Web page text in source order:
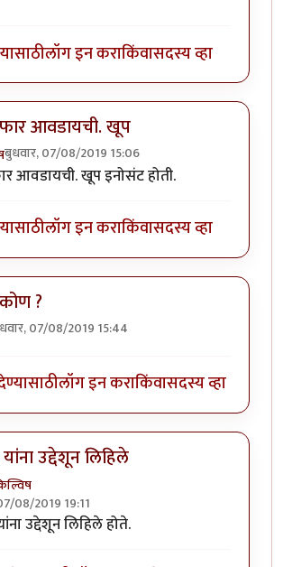
लॉग इन कराकिंवासदस्य व्हा
आवडायची. खूप
बुधवार, 07/08/2019 15:06
आवडायची. खूप इनोसंट होती.
लॉग इन कराकिंवासदस्य व्हा
?
07/08/2019 15:44
लॉग इन कराकिंवासदस्य व्हा
उद्देशून लिहिले
08/2019 19:11
toही गीता कोण ?by
उद्देशून लिहिले होते.